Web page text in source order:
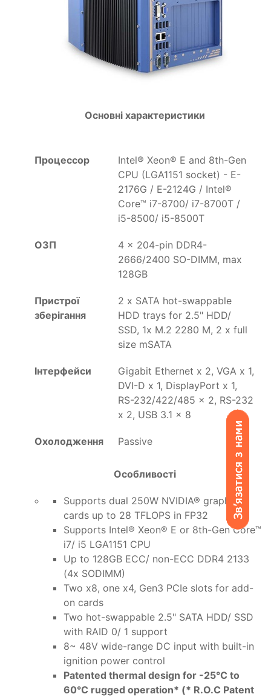
Основні характеристики
Процессор
Intel® Xeon® E and 8th-Gen
CPU (LGA1151 socket) - E-
2176G / E-2124G / Intel®
Core™ i7-8700/ i7-8700T /
i5-8500/ i5-8500T
ОЗП
4 x 204-pin DDR4-
2666/2400 SO-DIMM, max
128GB
Пристрої
зберігання
2 x SATA hot-swappable
HDD trays for 2.5" HDD/
SSD, 1x M.2 2280 M, 2 x full
size mSATA
Інтерфейси
Gigabit Ethernet x 2, VGA x 1,
DVI-D x 1, DisplayPort x 1,
RS-232/422/485 x 2, RS-232
x 2, USB 3.1 x 8
Охолодження Passive
Особливості
Supports dual 250W NVIDIA® graphics
cards up to 28 TFLOPS in FP32
Supports Intel® Xeon® E or 8th-Gen Core™
i7/ i5 LGA1151 CPU
Up to 128GB ECC/ non-ECC DDR4 2133
(4x SODIMM)
Two x8, one x4, Gen3 PCIe slots for add-
on cards
Two hot-swappable 2.5" SATA HDD/ SSD
with RAID 0/ 1 support
8~ 48V wide-range DC input with built-in
ignition power control
Patented thermal design for -25°C to
60°C rugged operation* (* R.O.C Patent